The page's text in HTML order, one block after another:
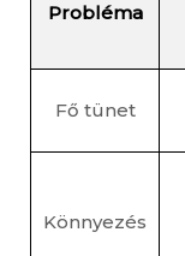
Probléma
Fő tünet
Könnyezés